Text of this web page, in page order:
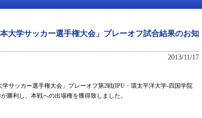
本大学サッカー選手権大会」プレーオフ試合結果のお知
2013/11/17
学サッカー選手権大会」プレーオフ第2戦(IPU・環太平洋大学-四国学院
勝利し、本戦への出場権を獲得致しました。